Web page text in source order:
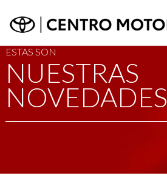
ESTAS SON
NUESTRAS
NOVEDADES